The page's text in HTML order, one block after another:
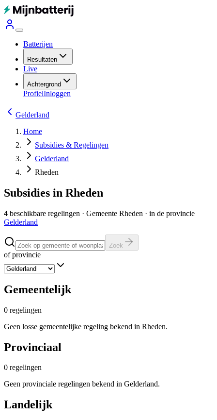
Batterijen
Resultaten
Live
Achtergrond
ProfielInloggen
Gelderland
Home
Subsidies & Regelingen
Gelderland
Rheden
Subsidies in Rheden
4 beschikbare regelingen · Gemeente Rheden · in de provincie
Gelderland
Zoek
of provincie
Gemeentelijk
0 regelingen
Geen losse gemeentelijke regeling bekend in Rheden.
Provinciaal
0 regelingen
Geen provinciale regelingen bekend in Gelderland.
Landelijk